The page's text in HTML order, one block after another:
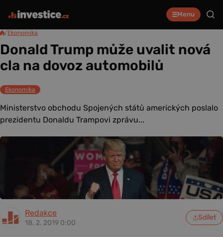
Menu
/Ekonomika
Donald Trump může uvalit nová
cla na dovoz automobilů
Ekonomika
Ministerstvo obchodu Spojených států amerických poslalo
prezidentu Donaldu Trampovi zprávu...
Redakce
18. 2. 2019 0:00
Sdílet